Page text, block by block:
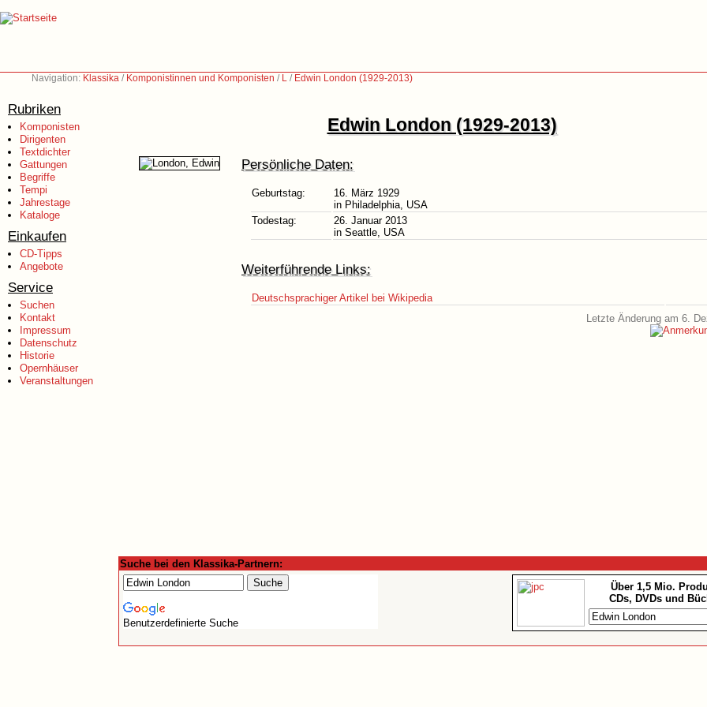
Navigation: Klassika / Komponistinnen und Komponisten / L / Edwin London (1929-2013)
Rubriken
Komponisten
Dirigenten
Textdichter
Gattungen
Begriffe
Tempi
Jahrestage
Kataloge
Einkaufen
CD-Tipps
Angebote
Service
Suchen
Kontakt
Impressum
Datenschutz
Historie
Opernhäuser
Veranstaltungen
Edwin London (1929-2013)
Persönliche Daten:
Geburtstag:
16. März 1929
in Philadelphia, USA
Todestag:
26. Januar 2013
in Seattle, USA
Weiterführende Links:
Deutschsprachiger Artikel bei Wikipedia
Letzte Änderung am 6.
Suche bei den Klassika-Partnern:
Benutzerdefinierte Suche
Über 1,5 Mio.
CDs, DVDs und